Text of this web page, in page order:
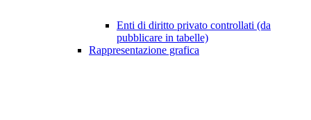
Enti di diritto privato controllati (da
pubblicare in tabelle)
Rappresentazione grafica